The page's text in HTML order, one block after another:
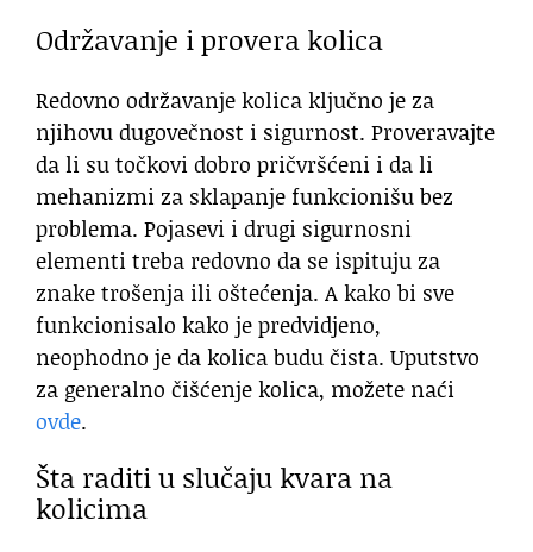
Održavanje i provera kolica
Redovno održavanje kolica ključno je za
njihovu dugovečnost i sigurnost. Proveravajte
da li su točkovi dobro pričvršćeni i da li
mehanizmi za sklapanje funkcionišu bez
problema. Pojasevi i drugi sigurnosni
elementi treba redovno da se ispituju za
znake trošenja ili oštećenja. A kako bi sve
funkcionisalo kako je predvidjeno,
neophodno je da kolica budu čista. Uputstvo
za generalno čišćenje kolica, možete naći
ovde.
Šta raditi u slučaju kvara na
kolicima